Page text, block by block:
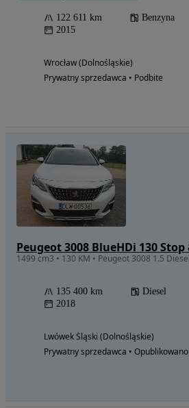
122 611 km Benzyna
2015
Wrocław (Dolnośląskie)
Prywatny sprzedawca • Podbite
135 400 km Diesel
2018
Lwówek Śląski (Dolnośląskie)
Prywatny sprzedawca • Opublikowano